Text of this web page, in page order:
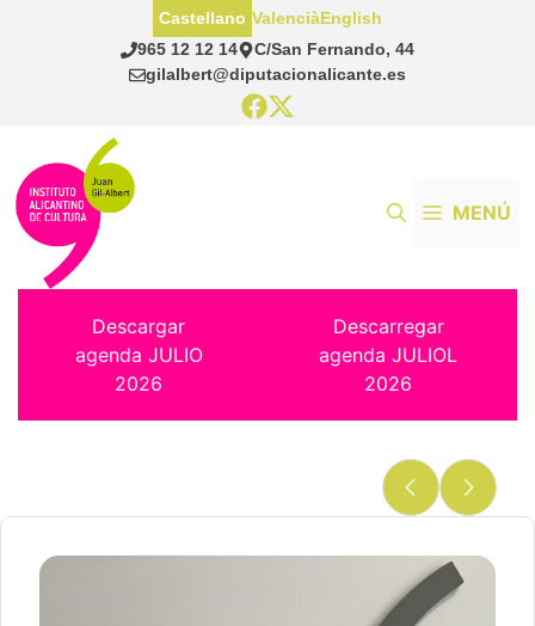
965 12 12 14
C/San Fernando, 44
gilalbert@diputacionalicante.es
Castellano ValenciàEnglish
MENÚ
Descargar
agenda JULIO
2026
Descarregar
agenda JULIOL
2026